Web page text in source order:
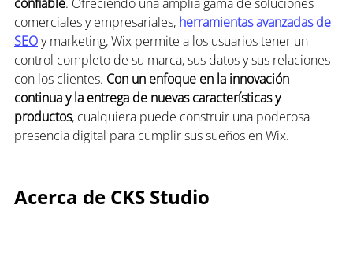
comerciales y empresariales, herramientas avanzadas de
SEO y marketing, Wix permite a los usuarios tener un
control completo de su marca, sus datos y sus relaciones
con los clientes. Con un enfoque en la innovación
continuay la entrega de nuevas características y
productos, cualquiera puede construir una poderosa
presencia digital para cumplir sus sueños en Wix.
Acerca de CKS Studio